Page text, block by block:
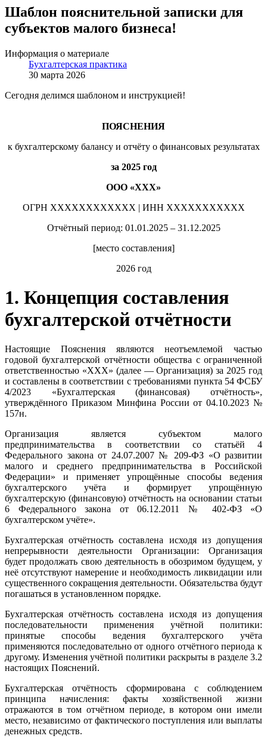
Шаблон пояснительной записки для
субъектов малого бизнеса!
Информация о материале
Бухгалтерская практика
30 марта 2026
Cегодня делимся шаблоном и инструкцией!
ПОЯСНЕНИЯ
к бухгалтерскому балансу и отчёту о финансовых результатах
за 2025 год
ООО «ХХХ»
ОГРН ХХХХХХХХХХХХ | ИНН ХXXXXXXXXXX
Отчётный период: 01.01.2025 – 31.12.2025
[место составления]
2026 год
1. Концепция составления
бухгалтерской отчётности
Настоящие Пояснения являются неотъемлемой частью
годовой бухгалтерской отчётности общества с ограниченной
ответственностью «ХХХ» (далее — Организация) за 2025 год
и составлены в соответствии с требованиями пункта 54 ФСБУ
4/2023 «Бухгалтерская (финансовая) отчётность»,
утверждённого Приказом Минфина России от 04.10.2023 №
157н.
Организация является субъектом малого
предпринимательства в соответствии со статьёй 4
Федерального закона от 24.07.2007 № 209-ФЗ «О развитии
малого и среднего предпринимательства в Российской
Федерации» и применяет упрощённые способы ведения
бухгалтерского учёта и формирует упрощённую
бухгалтерскую (финансовую) отчётность на основании статьи
6 Федерального закона от 06.12.2011 № 402-ФЗ «О
бухгалтерском учёте».
Бухгалтерская отчётность составлена исходя из допущения
непрерывности деятельности Организации: Организация
будет продолжать свою деятельность в обозримом будущем, у
неё отсутствуют намерение и необходимость ликвидации или
существенного сокращения деятельности. Обязательства будут
погашаться в установленном порядке.
Бухгалтерская отчётность составлена исходя из допущения
последовательности применения учётной политики:
принятые способы ведения бухгалтерского учёта
применяются последовательно от одного отчётного периода к
другому. Изменения учётной политики раскрыты в разделе 3.2
настоящих Пояснений.
Бухгалтерская отчётность сформирована с соблюдением
принципа начисления: факты хозяйственной жизни
отражаются в том отчётном периоде, в котором они имели
место, независимо от фактического поступления или выплаты
денежных средств.